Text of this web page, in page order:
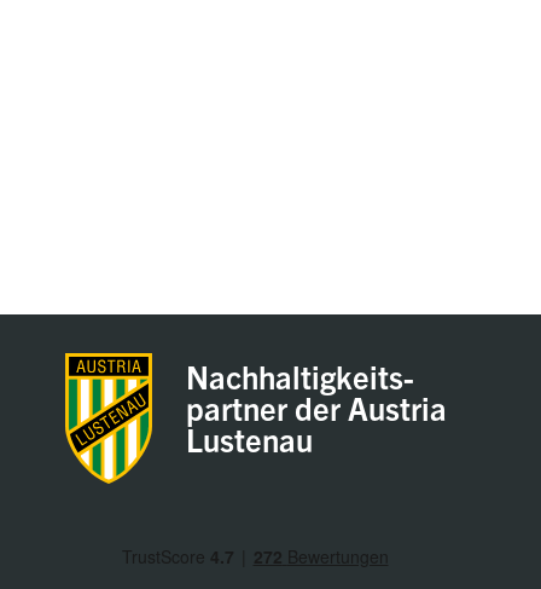
Nachhaltigkeits-
partner der Austria
Lustenau